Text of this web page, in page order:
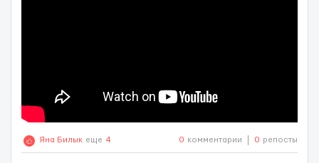
Яна Билык еще 4 0 комментарии 0 репосты